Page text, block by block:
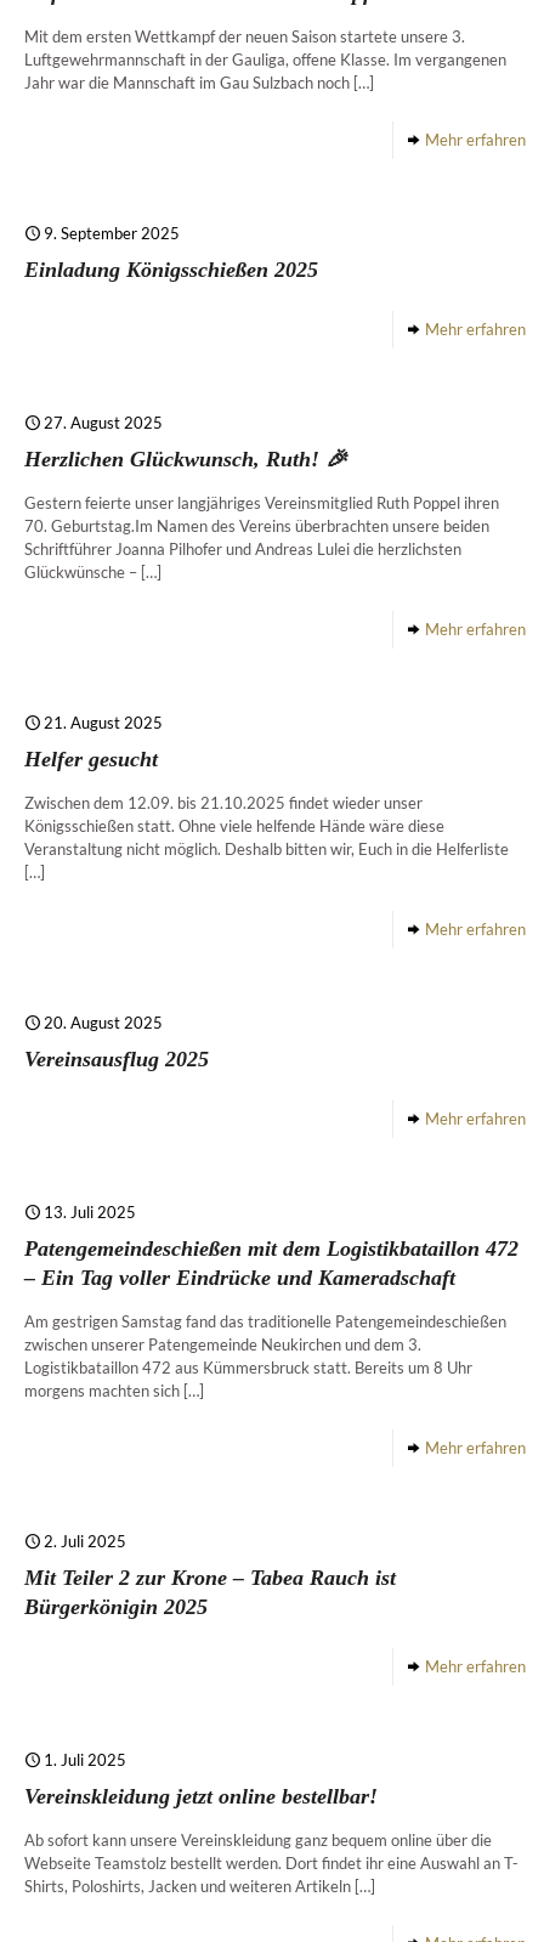
Mit dem ersten Wettkampf der neuen Saison startete unsere 3.
Luftgewehrmannschaft in der Gauliga, offene Klasse. Im vergangenen
Jahr war die Mannschaft im Gau Sulzbach noch […]
Mehr erfahren
9. September 2025
Einladung Königsschießen 2025
Mehr erfahren
27. August 2025
Herzlichen Glückwunsch, Ruth! 🎉
Gestern feierte unser langjähriges Vereinsmitglied Ruth Poppel ihren
70. Geburtstag.Im Namen des Vereins überbrachten unsere beiden
Schriftführer Joanna Pilhofer und Andreas Lulei die herzlichsten
Glückwünsche – […]
Mehr erfahren
21. August 2025
Helfer gesucht
Zwischen dem 12.09. bis 21.10.2025 findet wieder unser
Königsschießen statt. Ohne viele helfende Hände wäre diese
Veranstaltung nicht möglich. Deshalb bitten wir, Euch in die Helferliste
[…]
Mehr erfahren
20. August 2025
Vereinsausflug 2025
Mehr erfahren
13. Juli 2025
Patengemeindeschießen mit dem Logistikbataillon 472
– Ein Tag voller Eindrücke und Kameradschaft
Am gestrigen Samstag fand das traditionelle Patengemeindeschießen
zwischen unserer Patengemeinde Neukirchen und dem 3.
Logistikbataillon 472 aus Kümmersbruck statt. Bereits um 8 Uhr
morgens machten sich […]
Mehr erfahren
2. Juli 2025
Mit Teiler 2 zur Krone – Tabea Rauch ist
Bürgerkönigin 2025
Mehr erfahren
1. Juli 2025
Vereinskleidung jetzt online bestellbar!
Ab sofort kann unsere Vereinskleidung ganz bequem online über die
Webseite Teamstolz bestellt werden. Dort findet ihr eine Auswahl an T-
Shirts, Poloshirts, Jacken und weiteren Artikeln […]